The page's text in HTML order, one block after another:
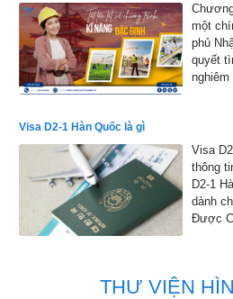
một
phủ
quyết
nghiêm
Visa D2-1 Hàn Quốc là gì
Visa
thông
D2-1
dành
Được
THƯ VIỆN